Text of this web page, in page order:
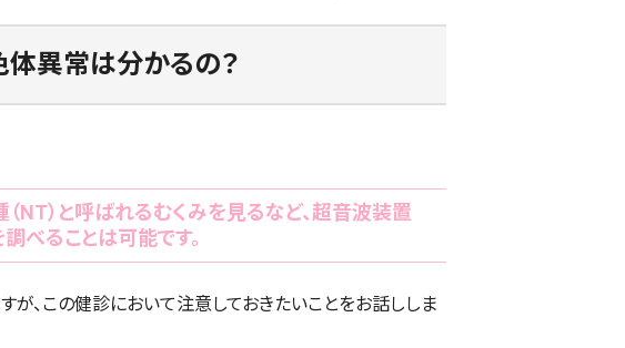
異常は分かるの？
）と呼ばれるむくみを見るなど、超音波装置
べることは可能です。
、この健診において注意しておきたいことをお話ししま